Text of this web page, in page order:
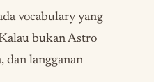
vocabulary yang
bukan Astro
dan langganan